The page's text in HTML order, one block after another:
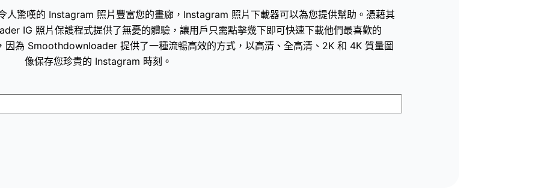
人驚嘆的 Instagram 照片豐富您的畫廊，Instagram 照片下載器可以為您提供幫助。憑藉其
IG 照片保護程式提供了無憂的體驗，讓用戶只需點擊幾下即可快速下載他們最喜歡的
因為 Smoothdownloader 提供了一種流暢高效的方式，以高清、全高清、2K 和 4K 質量圖
像保存您珍貴的 Instagram 時刻。